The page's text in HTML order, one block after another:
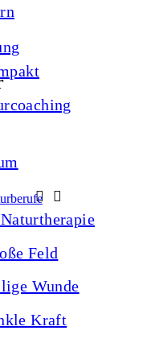
Feld
Wunde
Kraft